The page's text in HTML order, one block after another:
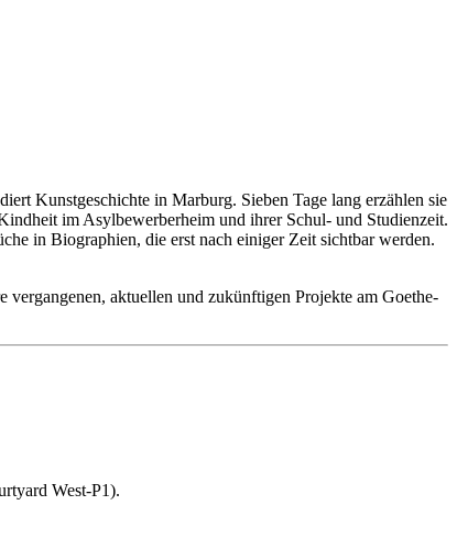
Kunstgeschichte in Marburg. Sieben Tage lang erzählen sie
im Asylbewerberheim und ihrer Schul- und Studienzeit.
in Biographien, die erst nach einiger Zeit sichtbar werden.
aktuellen und zukünftigen Projekte am Goethe-
West-P1).